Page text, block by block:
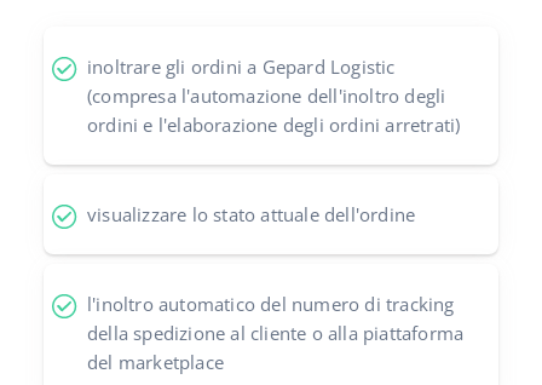
română
中文
inoltrare gli ordini a Gepard Logistic
(compresa l'automazione dell'inoltro degli
ordini e l'elaborazione degli ordini arretrati)
visualizzare lo stato attuale dell'ordine
l'inoltro automatico del numero di tracking
della spedizione al cliente o alla piattaforma
del marketplace